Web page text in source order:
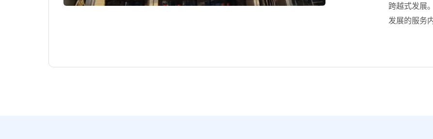
跨越式发展
发展的服务